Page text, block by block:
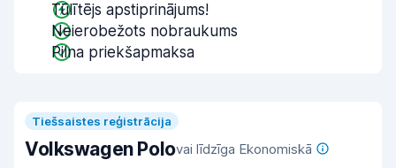
Tūlītējs apstiprinājums!
Neierobežots nobraukums
Pilna priekšapmaksa
Tiešsaistes reģistrācija
Volkswagen Polovai līdzīga Ekonomiskā